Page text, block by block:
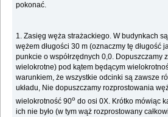
pokonać.
1. Zasięg węża strażackiego. W budynkach
wężem długości 30 m (oznaczmy tę długość
punkcie o współrzędnych 0,0. Dopuszczamy
wielokrotne) pod kątem będącym
warunkiem, że wszystkie odcinki są zawsze
układu, Nie dopuszczamy rozprostowania
wielokrotność 90o do osi 0X. Krótko mówiąc
ich nie było (w tym wąż rozprostowany